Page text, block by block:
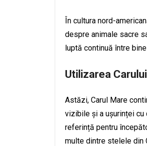
În cultura nord-
despre animale sacre
luptă continuă între
Utilizarea
Astăzi, Carul Mare
vizibile și a ușurinței
referință pentru
multe dintre stelele din